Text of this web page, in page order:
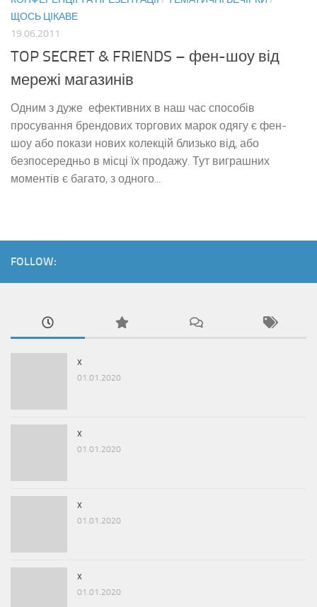
ЩОСЬ ЦІКАВЕ
19.06.2011
TOP SECRET & FRIENDS – фен-шоу від
мережі магазинів
Одним з дуже ефективних в наш час способів
просування брендових торгових марок одягу є фен-
шоу або покази нових колекцій близько від, або
безпосередньо в місці їх продажу. Тут виграшних
моментів є багато, з одного...
FOLLOW:
x
01.01.2020
x
01.01.2020
x
01.01.2020
x
01.01.2020